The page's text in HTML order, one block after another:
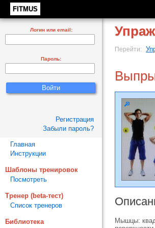
FITMUS
Перейти:
Мышцы:
Логин или email:
Пароль:
Регистрация
Забыли пароль?
Главная
Инструкции
Шаблоны тренировок
Посмотреть
Тренер (beta-тест)
Список тренеров
Библиотека